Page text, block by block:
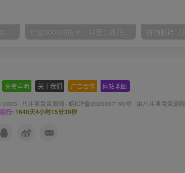
30天引爆同城流量，上万家实体店实战营销经验大佬手把手教你抖音同城实体店引流 价值3000的技术！抖音二维码直跳微信！站内无限发不违规！
免责声明 关于我们 广告合作 网站地图
2023 · 八斗项目资源网 · 皖ICP备2025097190号 · 由八斗项目资源网
行: 1640天4小时15分40秒